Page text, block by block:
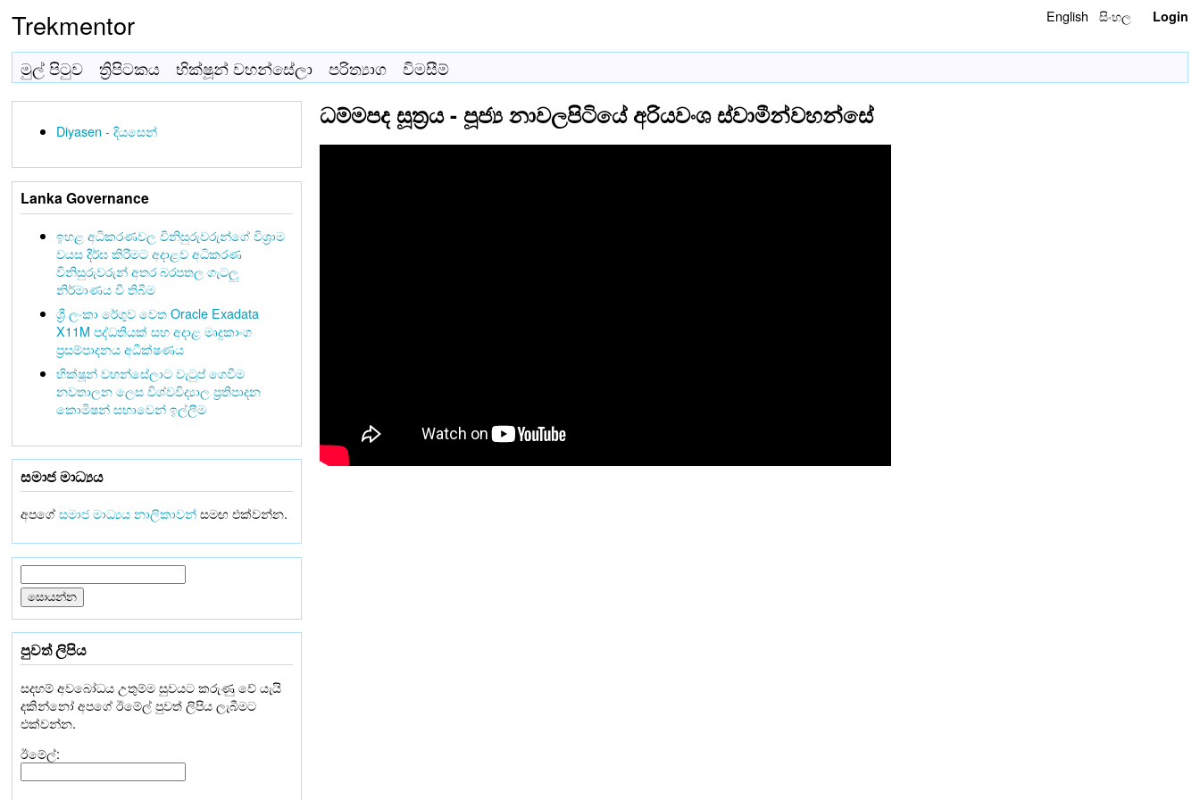
Trekmentor English සිංහල Login
මුල් පිටුව ත්‍රිපිටකය භික්ෂූන් වහන්සේලා පරිත්‍යාග විමසීම්
ධම්මපද සූත්‍රය - පූජ්‍ය නාවලපිටියේ අරියවංශ ස්වාමීන්වහන්සේ
Diyasen - දියසෙන්
Lanka Governance
ඉහළ අධිකරණවල විනිසුරුවරුන්ගේ විශ්‍රාම
වයස දීර්ඝ කිරීමට අදාළව අධිකරණ
විනිසුරුවරුන් අතර බරපතල ගැටලු
නිර්මාණය වී තිබීම
ශ්‍රී ලංකා රේගුව වෙත Oracle Exadata
X11M පද්ධතියක් සහ අදාළ මෘදුකාංග
ප්‍රසම්පාදනය අධීක්ෂණය
භික්ෂූන් වහන්සේලාට වැටුප් ගෙවීම
නවතාලන ලෙස විශ්වවිද්‍යාල ප්‍රතිපාදන
කොමිෂන් සභාවෙන් ඉල්ලීම
සමාජ මාධ්‍යය
අපගේසමාජ මාධ්‍යය නාලිකාවන්සමඟ එක්වන්න.
පුවත් ලිපිය
සදහම් අවබෝධය උතුම්ම සුවයට කරුණු වේ යැයි
දකින්නෝ අපගේ ඊමේල් පුවත් ලිපිය ලැබීමට
එක්වන්න.
ඊමේල්: